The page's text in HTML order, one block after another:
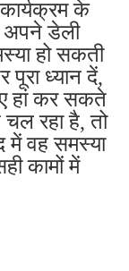
के
अपने डेली
हो सकती
ध्यान दें,
हां कर सकते
रहा है, तो
में वह समस्या
कामों में